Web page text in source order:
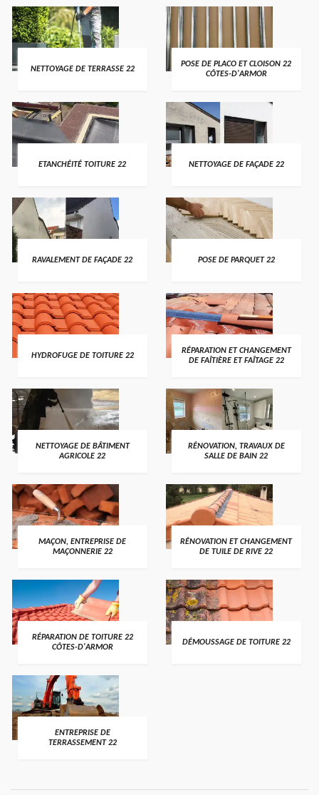
NETTOYAGE DE TERRASSE 22
POSE DE PLACO ET CLOISON 22
CÔTES-D'ARMOR
ETANCHÉITÉ TOITURE 22 NETTOYAGE DE FAÇADE 22
RAVALEMENT DE FAÇADE 22 POSE DE PARQUET 22
HYDROFUGE DE TOITURE 22
RÉPARATION ET CHANGEMENT
DE FAÎTIÈRE ET FAÎTAGE 22
NETTOYAGE DE BÂTIMENT
AGRICOLE 22
RÉNOVATION, TRAVAUX DE
SALLE DE BAIN 22
MAÇON, ENTREPRISE DE
MAÇONNERIE 22
RÉNOVATION ET CHANGEMENT
DE TUILE DE RIVE 22
RÉPARATION DE TOITURE 22
CÔTES-D'ARMOR
DÉMOUSSAGE DE TOITURE 22
ENTREPRISE DE
TERRASSEMENT 22